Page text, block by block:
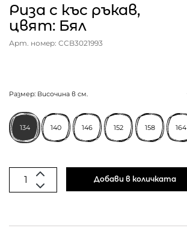
Риза с къс ръкав,
цвят: Бял
Арт. номер: CCB3021993
Размер: Височина в см.
134 140 146 152 158 164
Добави в количката